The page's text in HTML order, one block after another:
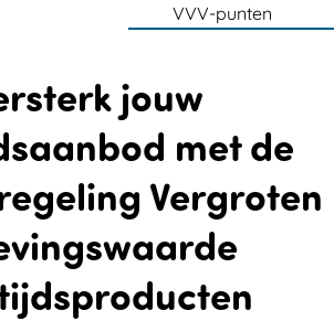
VVV-punten
jouw
met de
Vergroten